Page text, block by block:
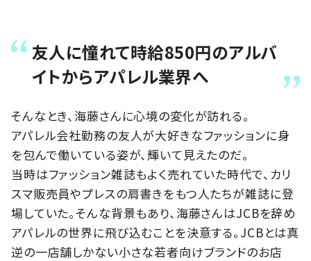
友人に憧れて時給850円のアルバ
イトからアパレル業界へ
そんなとき、海藤さんに心境の変化が訪れる。
アパレル会社勤務の友人が大好きなファッションに身
を包んで働いている姿が、輝いて見えたのだ。
当時はファッション雑誌もよく売れていた時代で、カリ
スマ販売員やプレスの肩書きをもつ人たちが雑誌に登
場していた。そんな背景もあり、海藤さんはJCBを辞め
アパレルの世界に飛び込むことを決意する。JCBとは真
逆の一店舗しかない小さな若者向けブランドのお店